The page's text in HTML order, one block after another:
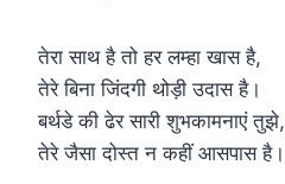
तेरा साथ है तो हर लम्हा खास है,
तेरे बिना जिंदगी थोड़ी उदास है।
बर्थडे की ढेर सारी शुभकामनाएं तुझे,
तेरे जैसा दोस्त न कहीं आसपास है।